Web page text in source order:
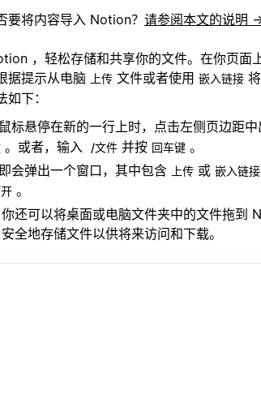
要将内容导入 Notion？ 请参阅本文的说明
，轻松存储和共享你的文件。在你页面
据提示从电脑
上传 文件或者使用 嵌入链接
如下：
标悬停在新的一行上时，点击左侧页边距中
。或者，输入 /文件 并按 回车键 。
会弹出一个窗口，其中包含
上传 或 嵌入链接
。
你还可以将桌面或电脑文件夹中的文件拖到
安全地存储文件以供将来访问和下载。